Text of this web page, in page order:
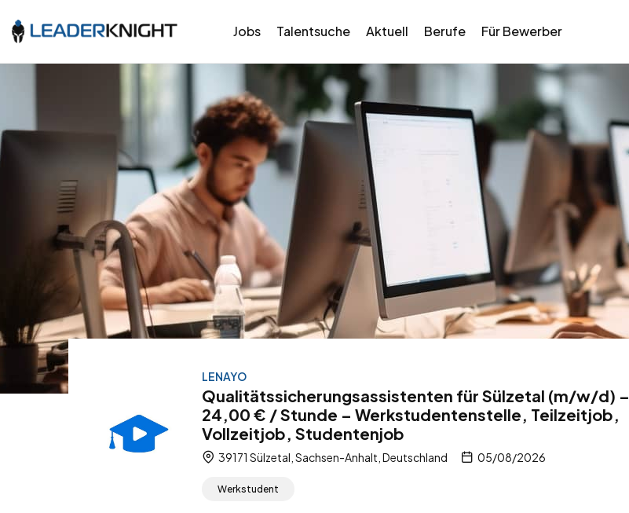
Jobs Talentsuche Aktuell Berufe Für Bewerber
LENAYO
Qualitätssicherungsassistenten für Sülzetal (m/w/d) –
24,00 € / Stunde – Werkstudentenstelle, Teilzeitjob,
Vollzeitjob, Studentenjob
39171 Sülzetal, Sachsen-Anhalt, Deutschland 05/08/2026
Werkstudent